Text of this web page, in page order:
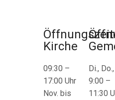
Kirche
09:30 –
17:00 Uhr
Nov. bis
Di.,
9:00 –
11:30